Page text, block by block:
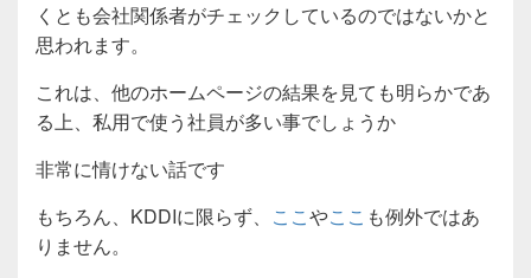
くとも会社関係者がチェックしているのではないかと
思われます。
これは、他のホームページの結果を見ても明らかであ
る上、私用で使う社員が多い事でしょうか
非常に情けない話です
もちろん、KDDIに限らず、 ここやここ も例外ではあ
りません。